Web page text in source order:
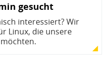
gesucht
interessiert? Wir
Linux, die unsere